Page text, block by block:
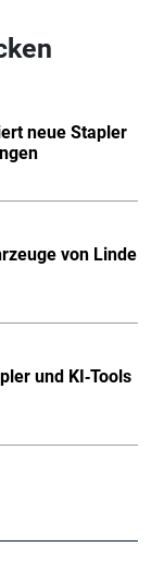
neue Stapler
von Linde
und KI‑Tools